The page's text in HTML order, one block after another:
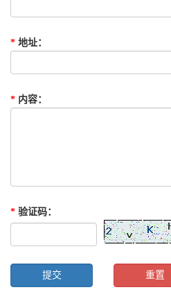
* 地址：
* 内容：
* 验证码：